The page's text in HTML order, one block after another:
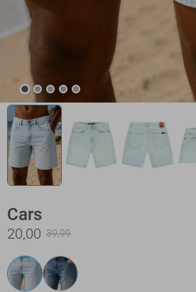
Cars
20,00 39,99